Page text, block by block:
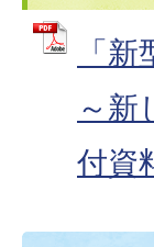
「
～新
付資